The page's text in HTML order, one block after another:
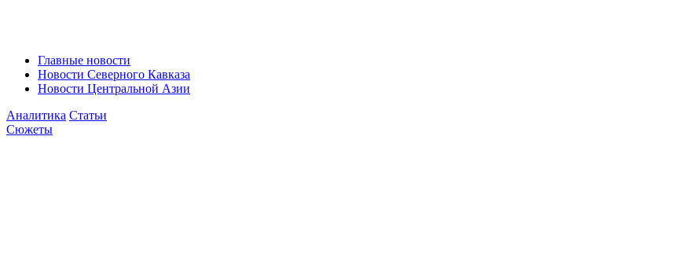
Главные новости
Новости Северного Кавказа
Новости Центральной Азии
Аналитика Статьи
Сюжеты